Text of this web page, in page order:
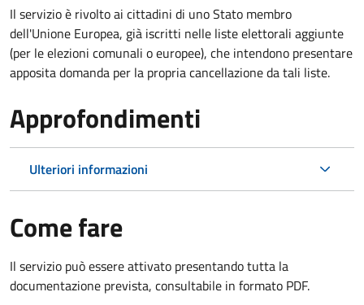
Il servizio è rivolto ai cittadini di uno Stato membro
dell'Unione Europea, già iscritti nelle liste elettorali aggiunte
(per le elezioni comunali o europee), che intendono presentare
apposita domanda per la propria cancellazione da tali liste.
Approfondimenti
Ulteriori informazioni
Come fare
Il servizio può essere attivato presentando tutta la
documentazione prevista, consultabile in formato PDF.